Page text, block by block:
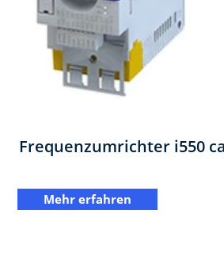
Frequenzumrichter i550
Mehr erfahren